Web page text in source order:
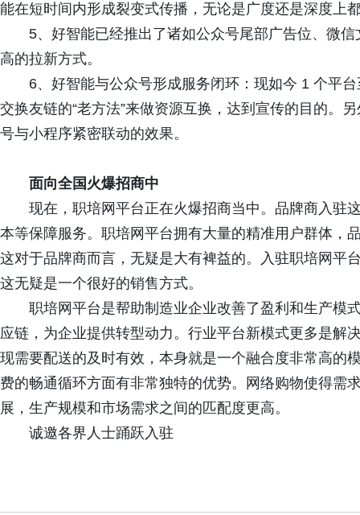
能在短时间内形成裂变式传播，无论是广度还是深度上
5、好智能已经推出了诸如公众号尾部广告位、微
高的拉新方式。
6、好智能与公众号形成服务闭环：现如今 1 个平
交换友链的“老方法”来做资源互换，达到宣传的目的。
号与小程序紧密联动的效果。
面向全国火爆招商中
现在，职培网平台正在火爆招商当中。品牌商入驻
本等保障服务。职培网平台拥有大量的精准用户群体，
这对于品牌商而言，无疑是大有裨益的。入驻职培网平
这无疑是一个很好的销售方式。
职培网平台是帮助制造业企业改善了盈利和生产模
应链，为企业提供转型动力。行业平台新模式更多是解
现需要配送的及时有效，本身就是一个融合度非常高的
费的畅通循环方面有非常独特的优势。网络购物使得需
展，生产规模和市场需求之间的匹配度更高。
诚邀各界人士踊跃入驻